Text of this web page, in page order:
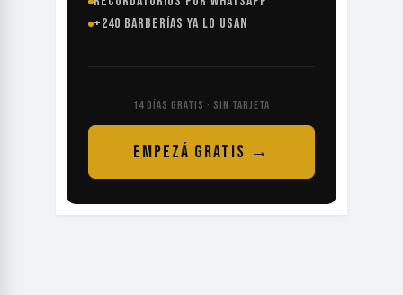
+240 BARBERÍAS YA LO USAN
14 DÍAS GRATIS · SIN TARJETA
EMPEZÁ GRATIS →